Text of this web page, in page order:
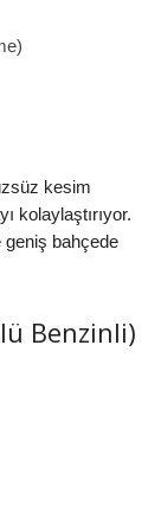
kesim
kolaylaştırıyor.
geniş bahçede
Benzinli)